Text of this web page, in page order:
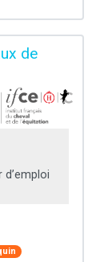
de
d’emploi